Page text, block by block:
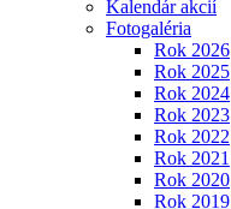
Kalendár akcií
Fotogaléria
Rok 2026
Rok 2025
Rok 2024
Rok 2023
Rok 2022
Rok 2021
Rok 2020
Rok 2019